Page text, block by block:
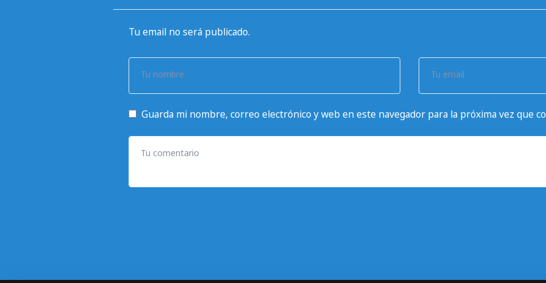
Tu email no será publicado.
Tu nombre Tu email
Guarda mi nombre, correo electrónico y web en este navegador para la próxima vez que
Tu comentario